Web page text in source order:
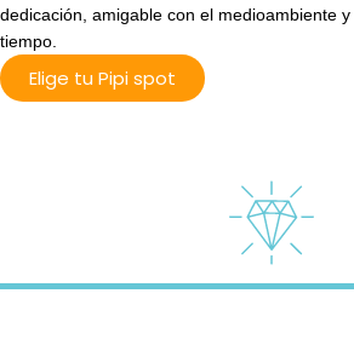
dedicación, amigable con el medioambiente
tiempo.
Elige tu Pipi spot